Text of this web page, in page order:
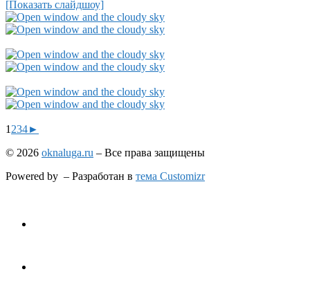
[Показать слайдшоу]
1 234►
© 2026 oknaluga.ru – Все права защищены
Powered by – Разработан в тема Customizr